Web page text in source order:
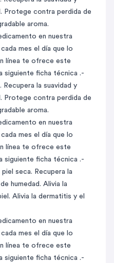
Protege contra perdida de
aroma.
en nuestra
mes el día que lo
línea te ofrece este
siguiente ficha técnica .-
la suavidad y
Protege contra perdida de
aroma.
en nuestra
mes el día que lo
línea te ofrece este
siguiente ficha técnica .-
seca. Recupera la
humedad. Alivia la
Alivia la dermatitis y el
en nuestra
mes el día que lo
línea te ofrece este
siguiente ficha técnica .-